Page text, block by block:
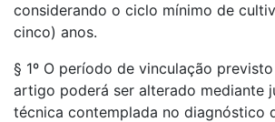
considerando o ciclo mínimo de
cinco) anos.
§ 1º O período de vinculação
artigo poderá ser alterado mediante
técnica contemplada no diagnóstico